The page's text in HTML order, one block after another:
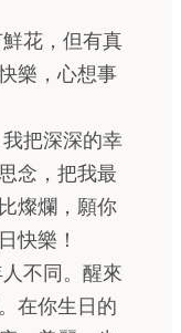
花，但有真
樂，心想事
把深深的幸
念，把我最
燦爛，願你
快樂！
不同。醒來
在你生日的